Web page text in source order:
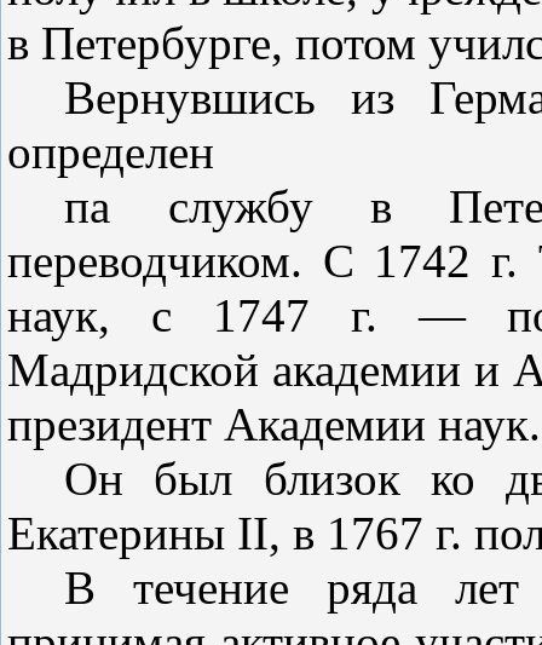
в Петербурге, потом
Вернувшись из
определен
па службу в
переводчиком. С 1742 г.
наук, с 1747 г. —
Мадридской академии и
президент Академии наук.
Он был близок ко
Екатери­ны II, в 1767 г.
В течение ряда